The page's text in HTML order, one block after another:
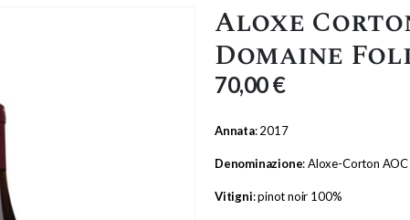
Aloxe
Domaine
70,00€
Annata: 2017
Denominazione: Aloxe-Corton AOC
Vitigni: pinot noir 100%